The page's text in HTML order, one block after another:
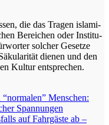
die das Tra­gen isla­mi­
Berei­chen oder Insti­tu­
sol­cher Geset­ze
die­nen und den
Kul­tur entsprechen.
Menschen:
Spannungen
auf Fahrgäste ab –